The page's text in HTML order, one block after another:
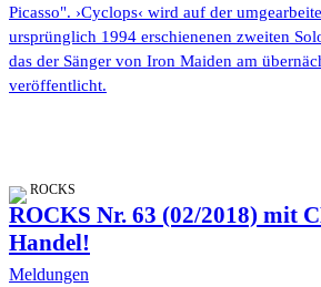
Picasso". ›Cyclops‹ wird auf der
ursprünglich 1994 erschienenen zweiten
das der Sänger von Iron Maiden am
veröffentlicht.
ROCKS
ROCKS Nr. 63 (02/2018) mit
Handel!
Meldungen